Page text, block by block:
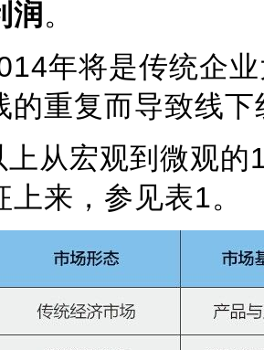
润 。
年将是传统企业
的重复而导致线
上从宏观到微观
来，参见表1。